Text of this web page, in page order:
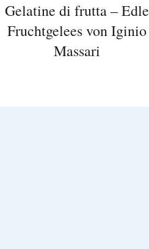
Gelatine di frutta – Edle
Fruchtgelees von Iginio
Massari